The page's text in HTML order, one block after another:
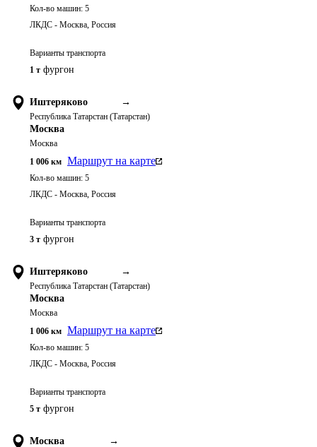
Кол-во машин: 5
ЛКДС - Москва, Россия
Варианты транспорта
1 т фургон
Иштеряково →
Республика Татарстан (Татарстан)
Москва
Москва
1 006 км Маршрут на карте
Кол-во машин: 5
ЛКДС - Москва, Россия
Варианты транспорта
3 т фургон
Иштеряково →
Республика Татарстан (Татарстан)
Москва
Москва
1 006 км Маршрут на карте
Кол-во машин: 5
ЛКДС - Москва, Россия
Варианты транспорта
5 т фургон
Москва →